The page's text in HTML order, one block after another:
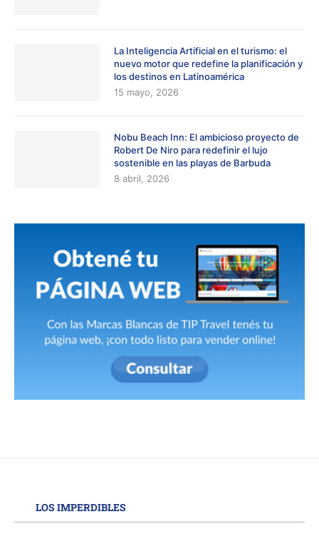
La Inteligencia Artificial en el turismo: el
nuevo motor que redefine la planificación y
los destinos en Latinoamérica
15 mayo, 2026
Nobu Beach Inn: El ambicioso proyecto de
Robert De Niro para redefinir el lujo
sostenible en las playas de Barbuda
8 abril, 2026
LOS IMPERDIBLES